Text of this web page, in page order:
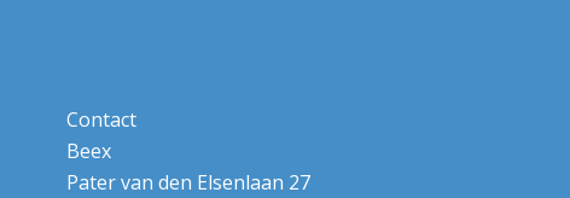
Contact
Beex
Pater van den Elsenlaan 27